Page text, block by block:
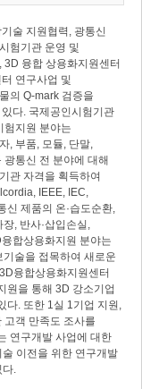
술 지원협력, 광통신
험기관 운영 및
3D 융합 상용화지원센터
연구사업 및
의 Q-mark 검증을
다. 국제공인시험기관
험지원 분야는
, 부품, 모듈, 단말,
광통신 전 분야에 대해
관 자격을 획득하여
IEEE, IEC,
신 제품의 온·습도순환,
, 반사·삽입손실,
합상용화지원 분야는
술을 접목하여 새로운
융합상용화지원센터
원을 통해 3D 강소기업
다. 또한 1실 1기업 지원,
고객 만족도 조사를
연구개발 사업에 대한
이전을 위한 연구개발
다.